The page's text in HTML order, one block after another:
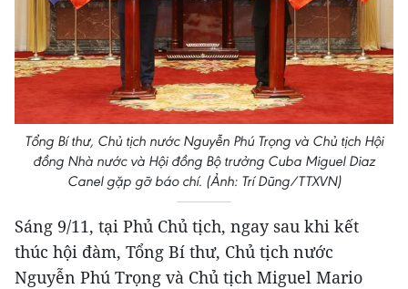
Tổng Bí thư, Chủ tịch nước Nguyễn Phú Trọng và Chủ tịch Hội
đồng Nhà nước và Hội đồng Bộ trưởng Cuba Miguel Diaz
Canel gặp gỡ báo chí. (Ảnh: Trí Dũng/TTXVN)
Sáng 9/11, tại Phủ Chủ tịch, ngay sau khi kết
thúc hội đàm, Tổng Bí thư, Chủ tịch nước
Nguyễn Phú Trọng và Chủ tịch Miguel Mario